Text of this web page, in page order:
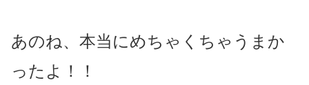
あのね、本当にめちゃくちゃうまか
ったよ！！